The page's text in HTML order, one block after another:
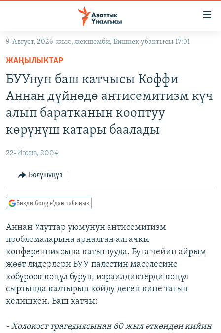
Навигацияга
өтүңүз
Издөөгө
салыңыз
КЫРГЫЗСТАН
КЫРГЫЗСТАН
УКРАИНА
ЭКСПЕРТТЕР ТАЛДАЙТ
БИЗ ЖАНА ДҮЙНӨ
ЭЖЕ-СИҢДИЛЕР
АЗАТТЫК+
ЫҢГАЙСЫЗ СУРООЛОР
ПОДКАСТ
ӨЗГӨЧӨ ПИКИР
Русский
ОНЛАЙН ШЕРИНЕ
ЭЕ/АРнун бардык сайттары
9-Август, 2026-жыл, жекшемби, Бишкек убактысы 17:01
ЖАҢЫЛЫКТАР
БУУнун баш катчысы Коффи
Аннан дүйнөдө антисемитизм күч
алып баратканын кооптуу
көрүнүш катары баалады
22-Июнь, 2004
Бөлүшүңүз
Бизди Google'дан табыңыз
Аннан Улуттар уюмунун антисемитизм
проблемаларына арналган алгачкы
конференциясына катышууда. Буга чейин айрым
жөөт лидерлери БУУ палестин маселесине
көбүрөөк көңүл буруп, израилдиктерди көңүл
сыртында калтырып койду деген кине тагып
келишкен. Баш катчы:
- Холокост трагедиясынан 60 жыл өткөндөн кийин